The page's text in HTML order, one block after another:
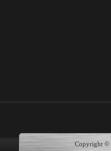
Copyright ©